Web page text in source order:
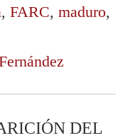
, FARC, maduro,
DEL